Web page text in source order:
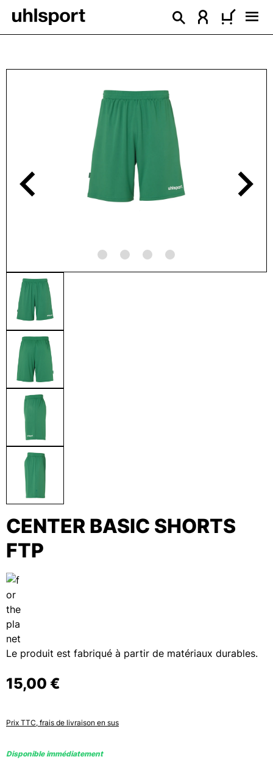
principal
CENTER BASIC SHORTS
FTP
Le produit est fabriqué à partir de matériaux durables.
15,00 €
Prix TTC, frais de livraison en sus
Disponible immédiatement